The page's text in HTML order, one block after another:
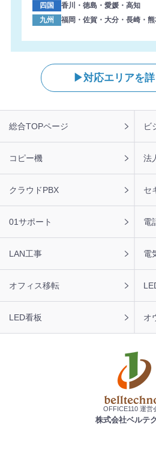
【東京都】複合機 RICOH 導入の
た。ありがとうございます。
2026年8月6日 13:38
【岐阜県】コピー機 KYOCERA 導
ました。ありがとうございます。
2026年8月6日 13:04
した。ありがとうございます。
2026年8月6日 11:47
【福岡県】コピー機 RICOH 導入
た。ありがとうございます。
四国
香川・徳島・愛媛・高知
九州
福岡・佐賀・大分・長崎・
対応エリアを
ッ
タ
総合TOPページ ビ
コピー機 法
クラウドPBX セ
01サポート 電
LAN工事 電
オフィス移転
LED看板 オ
OFFICE110 運営
株式会社ベルテ